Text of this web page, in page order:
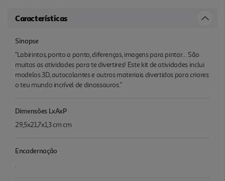
Características
Sinopse
"Labirintos, ponto a ponto, diferenças, imagens para pintar... São
muitas as atividades para te divertires! Este kit de atividades inclui
modelos 3D, autocolantes e outros materiais divertidos para criares
o teu mundo incrível de dinossauros."
Dimensões LxAxP
29,5x21,7x1,3 cm cm
Encadernação
.